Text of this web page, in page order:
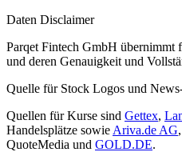
Daten Disclaimer
Parqet Fintech GmbH übernimmt
und deren Genauigkeit und
Quelle für Stock Logos und
Quellen für Kurse sind Gettex,
Handelsplätze sowie Ariva.de AG
QuoteMedia und GOLD.DE.